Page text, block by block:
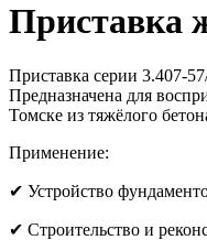
Приставка
Приставка серии 3.407-
Предназначена для
Томске из тяжёлого
Применение:
✔ Устройство
✔ Строительство и